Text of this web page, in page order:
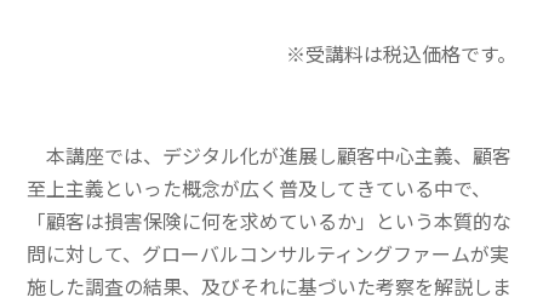
機関誌「損保総研レポート」
損害保険研究
※受講料は税込価格です。
本講座では、デジタル化が進展し顧客中心主義、顧客
至上主義といった概念が広く普及してきている中で、
「顧客は損害保険に何を求めているか」という本質的な
問に対して、グローバルコンサルティングファームが実
施した調査の結果、及びそれに基づいた考察を解説しま